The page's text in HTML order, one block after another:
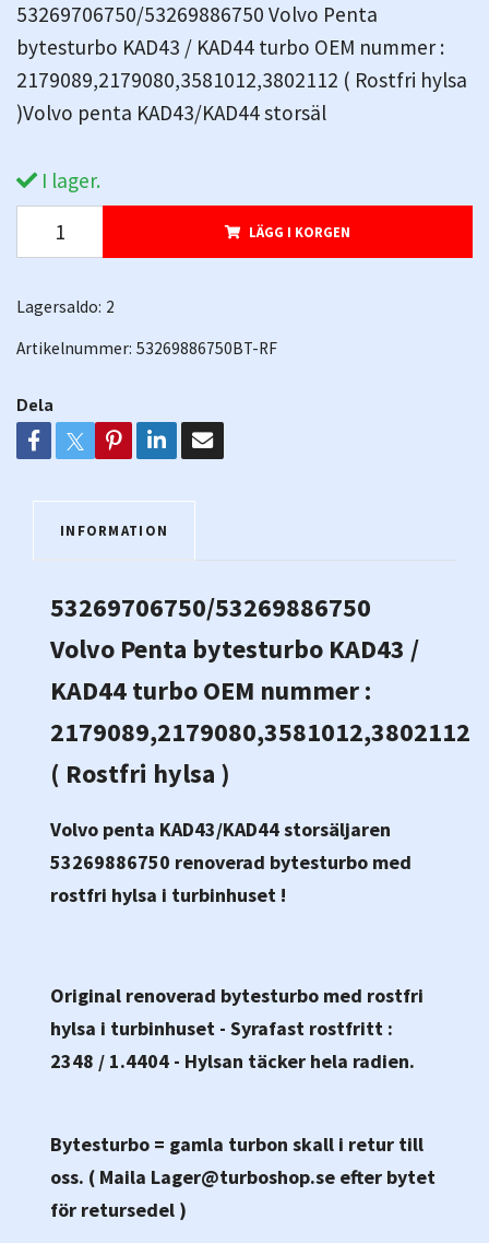
53269706750/53269886750 Volvo Penta
bytesturbo KAD43 / KAD44 turbo OEM nummer :
2179089,2179080,3581012,3802112 ( Rostfri hylsa
)Volvo penta KAD43/KAD44 storsäl
I lager.
LÄGG I KORGEN
Lagersaldo: 2
Artikelnummer: 53269886750BT-RF
Dela
INFORMATION
53269706750/53269886750
Volvo Penta bytesturbo KAD43 /
KAD44 turbo OEM nummer :
2179089,2179080,3581012,3802112
( Rostfri hylsa )
Volvo penta KAD43/KAD44 storsäljaren
53269886750 renoverad bytesturbo med
rostfri hylsa i turbinhuset !
Original renoverad bytesturbo med rostfri
hylsa i turbinhuset - Syrafast rostfritt :
2348 / 1.4404 - Hylsan täcker hela radien.
Bytesturbo = gamla turbon skall i retur till
oss. ( Maila Lager@turboshop.se efter bytet
för retursedel )